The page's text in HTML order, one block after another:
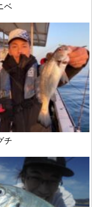
ベ
チ